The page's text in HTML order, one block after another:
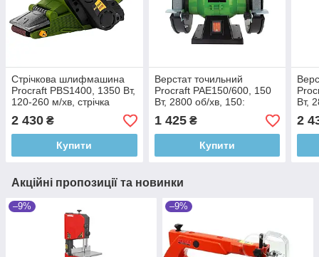
Стрічкова шлифмашина
Procraft PBS1400, 1350 Вт,
120-260 м/хв, стрічка
457/75 мм
2 430 ₴
Купити
Верстат точильний
Procraft PAE150/600, 150
Вт, 2800 об/хв, 150:
16/12,7/32 мм
1 425₴
Купити
Вт,
16/
2
Акційні пропозиції та новинки
–9% –9%